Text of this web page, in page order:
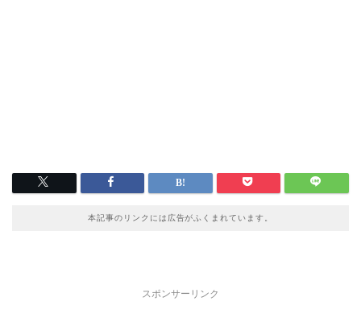
本記事のリンクには広告がふくまれています。
スポンサーリンク